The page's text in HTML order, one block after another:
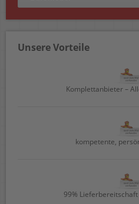
Unsere Vorteile
Komplettanbieter –
kompetente,
99%